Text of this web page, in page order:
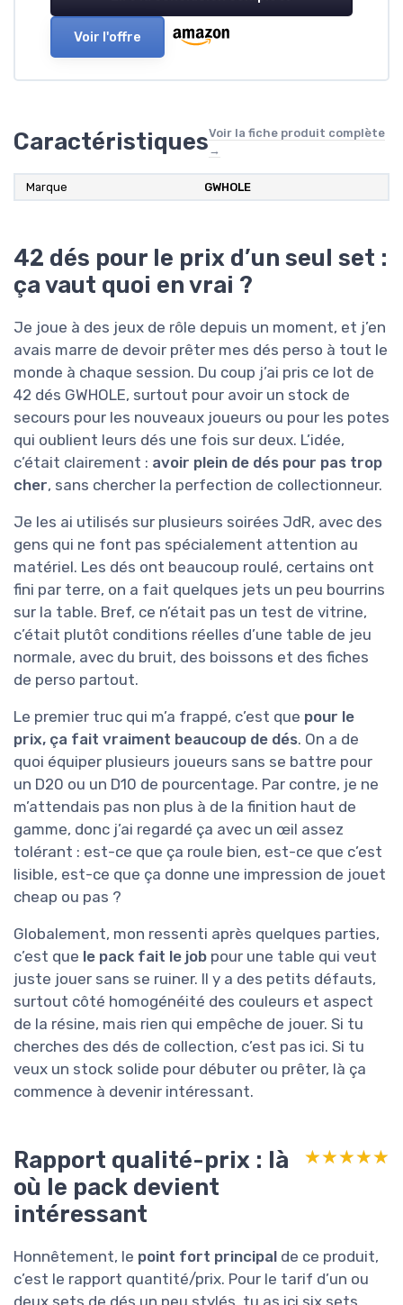
Voir l'offre
CaractéristiquesVoir la fiche produit complète
→
Marque GWHOLE
42 dés pour le prix d’un seul set :
ça vaut quoi en vrai ?
Je joue à des jeux de rôle depuis un moment, et j’en
avais marre de devoir prêter mes dés perso à tout le
monde à chaque session. Du coup j’ai pris ce lot de
42 dés GWHOLE, surtout pour avoir un stock de
secours pour les nouveaux joueurs ou pour les potes
qui oublient leurs dés une fois sur deux. L’idée,
c’était clairement : avoir plein de dés pour pas trop
cher, sans chercher la perfection de collectionneur.
Je les ai utilisés sur plusieurs soirées JdR, avec des
gens qui ne font pas spécialement attention au
matériel. Les dés ont beaucoup roulé, certains ont
fini par terre, on a fait quelques jets un peu bourrins
sur la table. Bref, ce n’était pas un test de vitrine,
c’était plutôt conditions réelles d’une table de jeu
normale, avec du bruit, des boissons et des fiches
de perso partout.
Le premier truc qui m’a frappé, c’est que pour le
prix, ça fait vraiment beaucoup de dés. On a de
quoi équiper plusieurs joueurs sans se battre pour
un D20 ou un D10 de pourcentage. Par contre, je ne
m’attendais pas non plus à de la finition haut de
gamme, donc j’ai regardé ça avec un œil assez
tolérant : est-ce que ça roule bien, est-ce que c’est
lisible, est-ce que ça donne une impression de jouet
cheap ou pas ?
Globalement, mon ressenti après quelques parties,
c’est que le pack fait le job pour une table qui veut
juste jouer sans se ruiner. Il y a des petits défauts,
surtout côté homogénéité des couleurs et aspect
de la résine, mais rien qui empêche de jouer. Si tu
cherches des dés de collection, c’est pas ici. Si tu
veux un stock solide pour débuter ou prêter, là ça
commence à devenir intéressant.
Rapport qualité-prix : là
où le pack devient
intéressant
★★★★★
★★★★★
Honnêtement, le point fort principal de ce produit,
c’est le rapport quantité/prix. Pour le tarif d’un ou